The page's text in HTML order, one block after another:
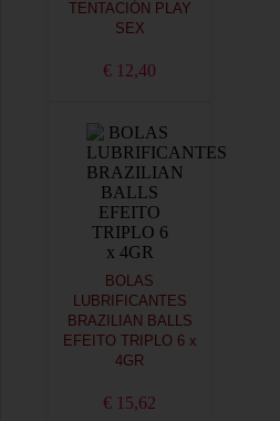
TENTACIÓN PLAY
SEX
€ 12,40
BOLAS
LUBRIFICANTES
BRAZILIAN BALLS
EFEITO TRIPLO 6 x
4GR
€ 15,62